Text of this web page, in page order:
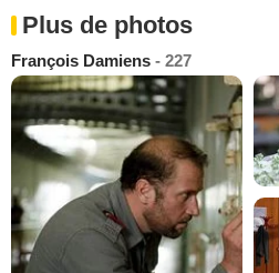
Plus de photos
François Damiens - 227